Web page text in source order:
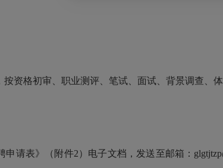
按资格初审、职业测评、 笔试、 面试、背景调查、
申请表》（附件2）电子文档，发送至邮箱：